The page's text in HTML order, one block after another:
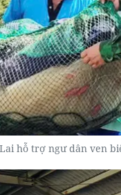
hỗ trợ ngư dân ven